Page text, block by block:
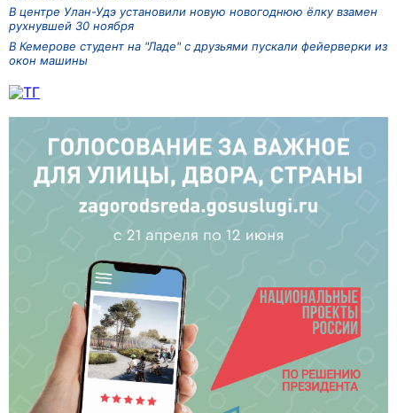
В центре Улан-Удэ установили новую новогоднюю ёлку взамен
рухнувшей 30 ноября
В Кемерове студент на "Ладе" с друзьями пускали фейерверки из
окон машины